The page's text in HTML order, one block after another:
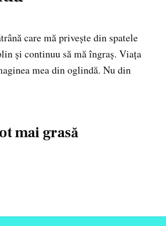
care mă privește din spatele
și continuu să mă îngraș. Viața
mea din oglindă. Nu din
mai grasă